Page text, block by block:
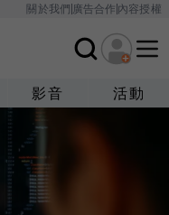
關於我們廣告合作內容授權
影音 活動